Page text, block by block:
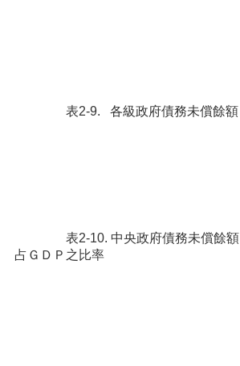
表2-9. 各級政府債務未償餘額
表2-10. 中央政府債務未償餘額
占ＧＤＰ之比率